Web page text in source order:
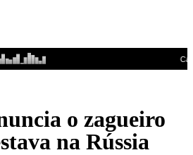
o zagueiro
na Rússia